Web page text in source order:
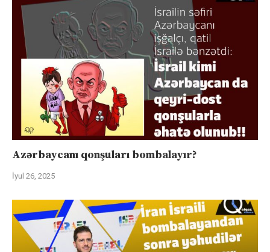
Azərbaycanı qonşuları bombalayır?
İyul 26, 2025